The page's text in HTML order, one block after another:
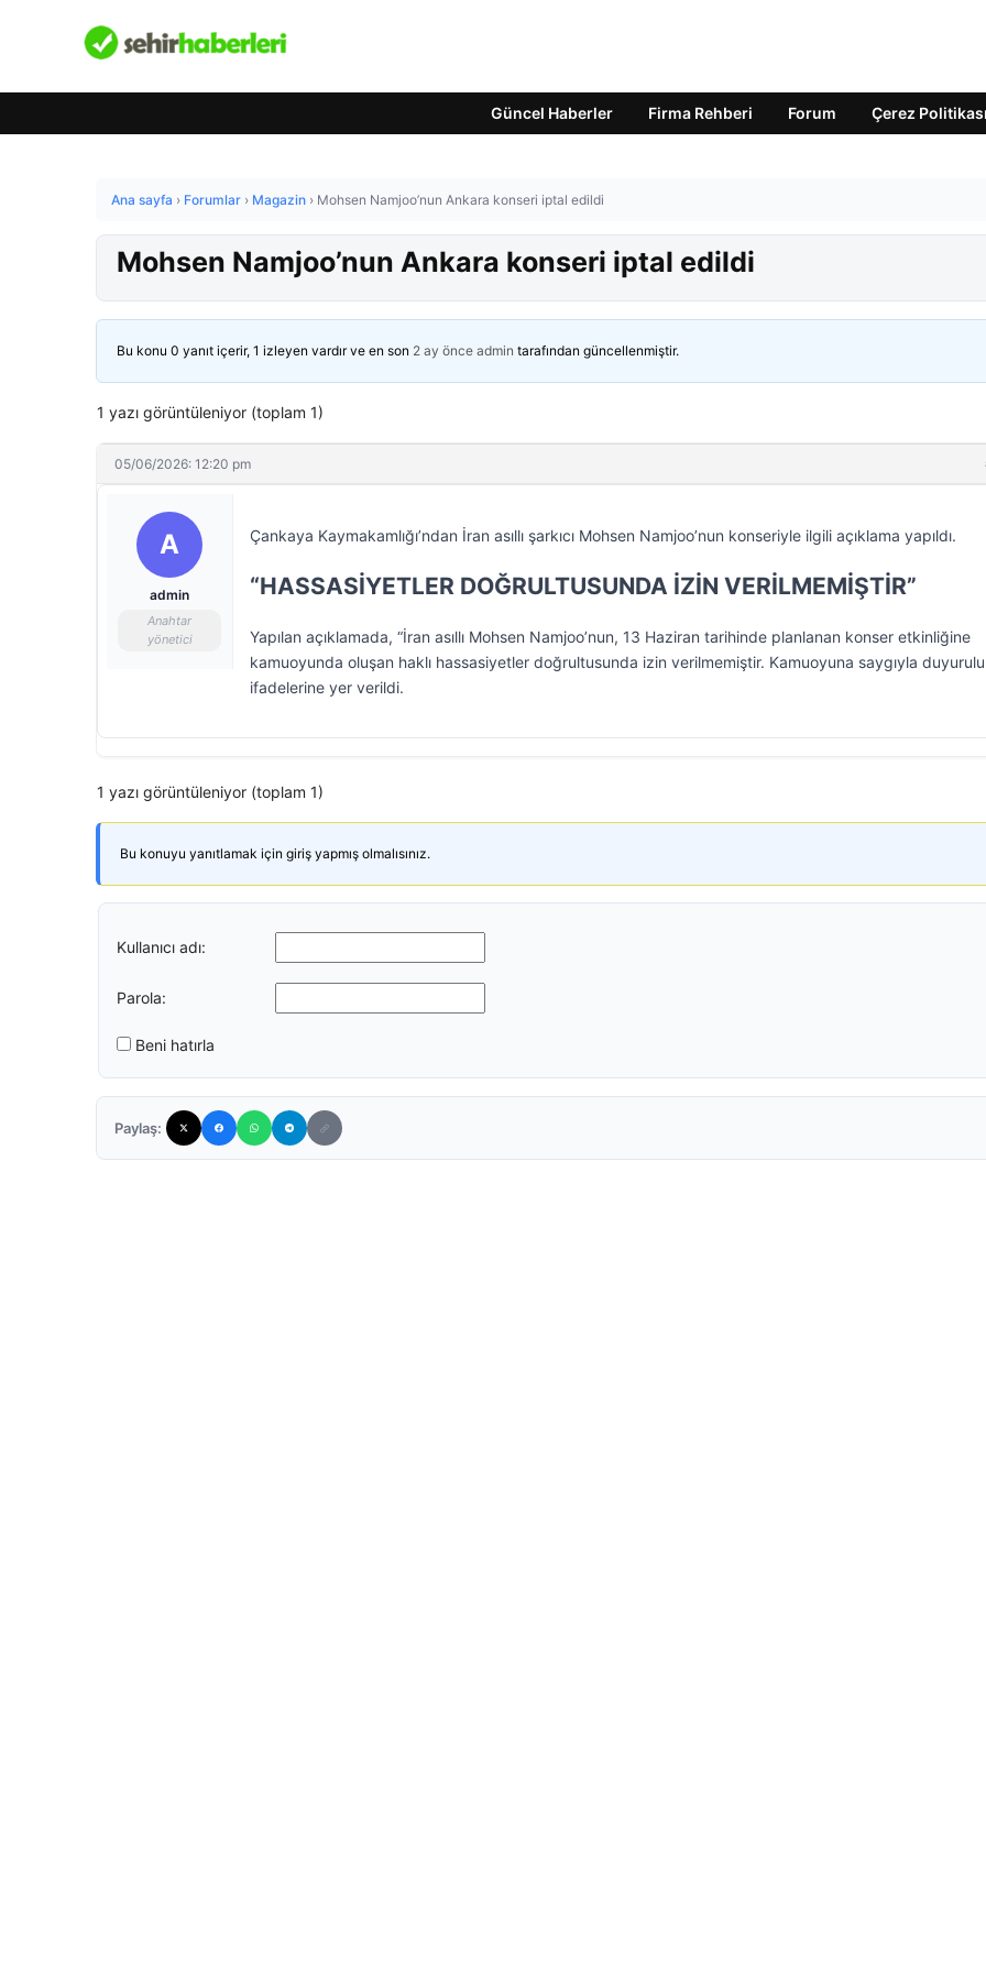
Güncel Haberler Firma Rehberi Forum Çerez Politikası
Ana sayfa › Forumlar › Magazin › Mohsen Namjoo’nun Ankara konseri iptal edildi
Mohsen Namjoo’nun Ankara konseri iptal edildi
Bu konu 0 yanıt içerir, 1 izleyen vardır ve en son 2 ay önce admin tarafından güncellenmiştir.
1 yazı görüntüleniyor (toplam 1)
05/06/2026: 12:20 pm
A
admin
Anahtar
yönetici
Çankaya Kaymakamlığı’ndan İran asıllı şarkıcı Mohsen Namjoo’nun konseriyle ilgili açıklama yapıldı.
“HASSASİYETLER DOĞRULTUSUNDA İZİN VERİLMEMİŞTİR”
Yapılan açıklamada, “İran asıllı Mohsen Namjoo’nun, 13 Haziran tarihinde planlanan konser etkinliğine
kamuoyunda oluşan haklı hassasiyetler doğrultusunda izin verilmemiştir. Kamuoyuna saygıyla
ifadelerine yer verildi.
1 yazı görüntüleniyor (toplam 1)
Bu konuyu yanıtlamak için giriş yapmış olmalısınız.
Kullanıcı adı:
Parola:
Beni hatırla
Paylaş: